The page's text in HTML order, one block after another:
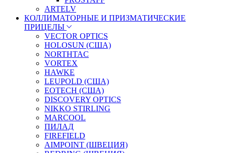
ARTELV
КОЛЛИМАТОРНЫЕ И ПРИЗМАТИЧЕСКИЕ
ПРИЦЕЛЫ
VECTOR OPTICS
HOLOSUN (США)
NORTHTAC
VORTEX
HAWKE
LEUPOLD (США)
EOTECH (США)
DISCOVERY OPTICS
NIKKO STIRLING
MARCOOL
ПИЛАД
FIREFIELD
AIMPOINT (ШВЕЦИЯ)